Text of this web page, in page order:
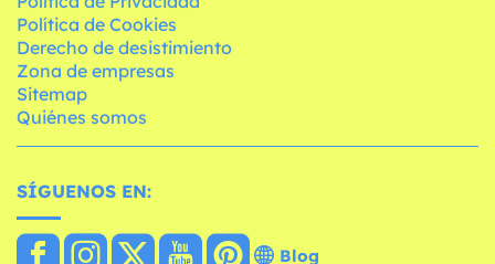
Política de Cookies
Derecho de desistimiento
Zona de empresas
Sitemap
Quiénes somos
SÍGUENOS EN:
Blog